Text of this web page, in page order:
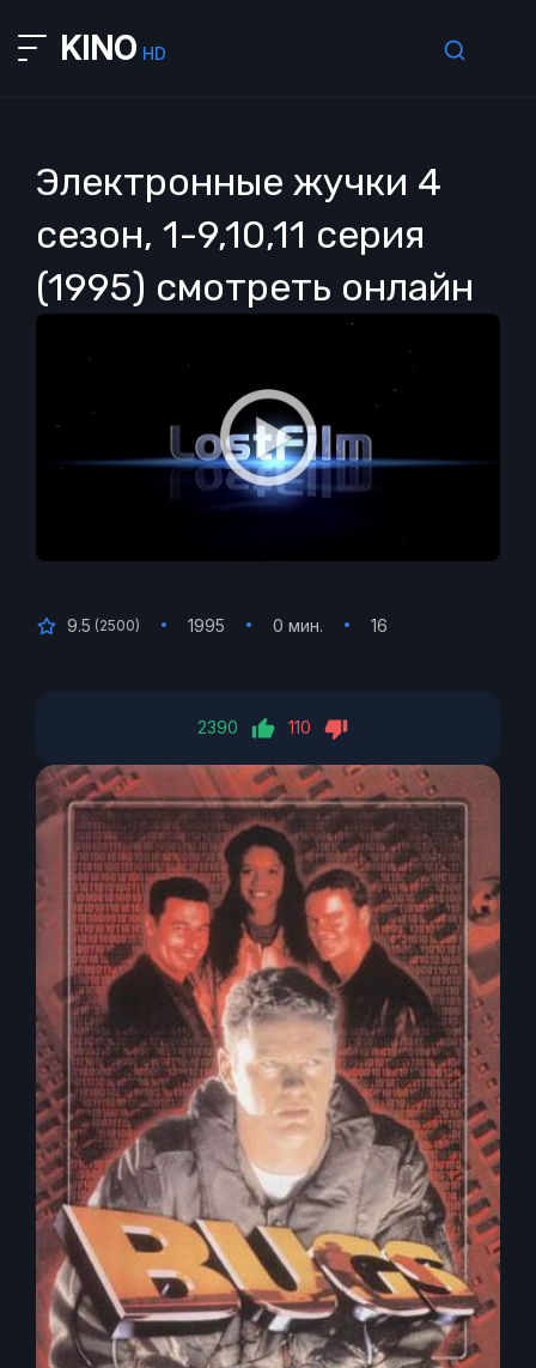
KINO HD
Электронные жучки 4
сезон, 1-9,10,11 серия
(1995) смотреть онлайн
9.5 (2500) 1995 0 мин. 16
2390 110